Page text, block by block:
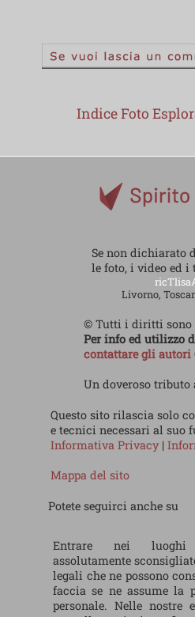
Indice Foto
Se non dichiarato
le foto, i video ed i
Livorno,
© Tutti i diritti sono
Per info ed utilizzo
contattare gli autori
Un doveroso tributo
Questo sito rilascia solo
e tecnici necessari al suo
Informativa Privacy |
Mappa del sito
Potete seguirci anche su
Entrare nei luoghi
assolutamente
legali che ne possono
faccia se ne assume la
personale. Nelle nostre